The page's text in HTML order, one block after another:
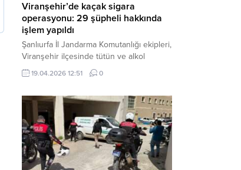
Viranşehir’de kaçak sigara
operasyonu: 29 şüpheli hakkında
işlem yapıldı
Şanlıurfa İl Jandarma Komutanlığı ekipleri,
Viranşehir ilçesinde tütün ve alkol
kaçakçılığına yönelik yürüttüğü kapsamlı
çalışmalar neticesinde binlerce paket
Operasyon kapsamında çok sayıda şahıs
hakkında adli süreç başlatıldı. Haber
Merkezi – Şanlıurfa Valiliği bünyesinde İl
Jandarma Komutanlığı tarafından
gerçekleştirilen “Tütün ve Alkol
Kaçakçılarına Yönelik Çalışmalar” tüm...
19.04.2026 12:51 0